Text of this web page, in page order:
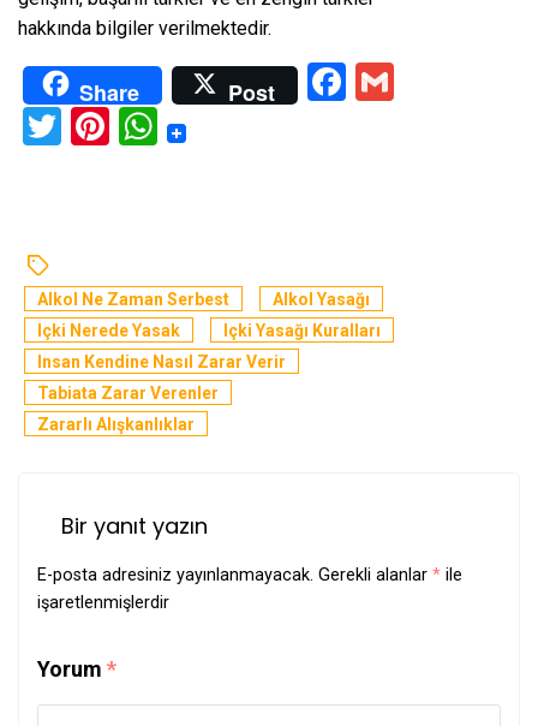
hakkında bilgiler verilmektedir.
Share Post Facebook
Twitter
Pinterest
WhatsApp
Alkol Ne Zaman Serbest
Alkol Yasağı
Içki Nerede Yasak
Içki Yasağı Kuralları
Insan Kendine Nasıl Zarar Verir
Tabiata Zarar Verenler
Zararlı Alışkanlıklar
Bir yanıt yazın
E-posta adresiniz yayınlanmayacak. Gerekli alanlar * ile
işaretlenmişlerdir
Yorum *